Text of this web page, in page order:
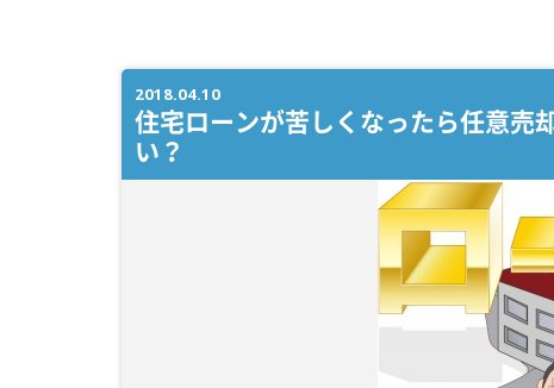
2018.04.10
住宅ローンが苦しくなったら任意売
い？